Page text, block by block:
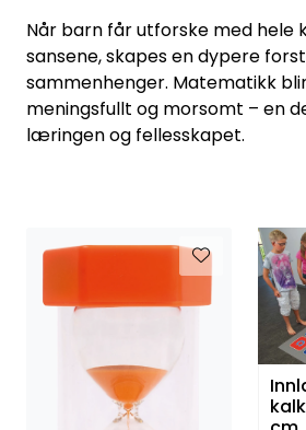
Når barn får utforske med hele
sansene, skapes en dypere
sammenhenger. Matematikk
meningsfullt og morsomt – en
læringen og fellesskapet.
Innlæringsmatte,
kalkulator, 150 x 123
tall) 000